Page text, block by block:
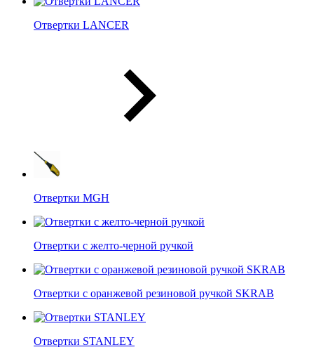
Отвертки LANCER
Отвертки MGH
Отвертки с желто-черной ручкой
Отвертки c оранжевой резиновой ручкой SKRAB
Отвертки STANLEY